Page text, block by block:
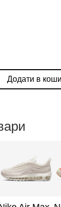
Додати в